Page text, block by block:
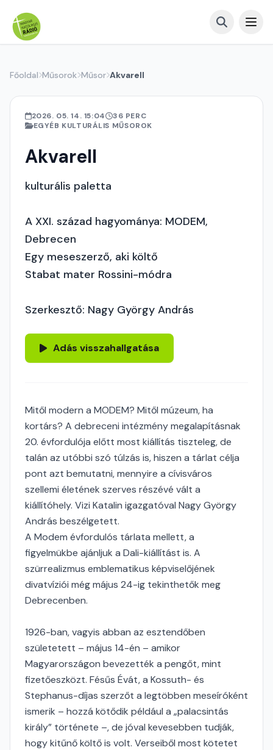
Főoldal Műsorok Műsor Akvarell
2026. 05. 14. 15:04
36 PERC
EGYÉB KULTURÁLIS MŰSOROK
Akvarell
kulturális paletta
A XXI. század hagyománya: MODEM,
Debrecen
Egy meseszerző, aki költő
Stabat mater Rossini-módra
Szerkesztő: Nagy György András
Adás visszahallgatása
Mitől modern a MODEM? Mitől múzeum, ha
kortárs? A debreceni intézmény megalapításnak
20. évfordulója előtt most kiállítás tiszteleg, de
talán az utóbbi szó túlzás is, hiszen a tárlat célja
pont azt bemutatni, mennyire a cívisváros
szellemi életének szerves részévé vált a
kiállítóhely. Vizi Katalin igazgatóval Nagy György
András beszélgetett.
A Modem évfordulós tárlata mellett, a
figyelmükbe ajánljuk a Dali-kiállítást is. A
szürrealizmus emblematikus képviselőjének
divatvíziói még május 24-ig tekinthetők meg
Debrecenben.
1926-ban, vagyis abban az esztendőben
születetett – május 14-én – amikor
Magyarországon bevezették a pengőt, mint
fizetőeszközt. Fésűs Évát, a Kossuth- és
Stephanus-díjas szerzőt a legtöbben meseíróként
ismerik – hozzá kötődik például a „palacsintás
király” története –, de jóval kevesebben tudják,
hogy kitűnő költő is volt. Verseiből most kötetet